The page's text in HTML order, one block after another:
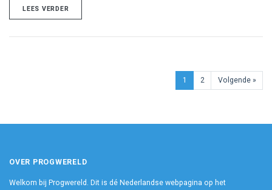
LEES VERDER
1 2 Volgende »
OVER PROGWERELD
Welkom bij Progwereld. Dit is dé Nederlandse webpagina op het